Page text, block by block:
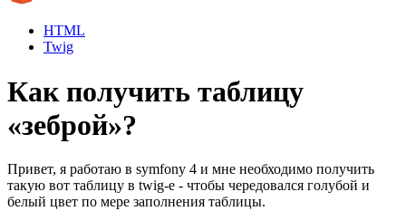
HTML
Twig
Как получить таблицу
«зеброй»?
Привет, я работаю в symfony 4 и мне необходимо получить
такую вот таблицу в twig-e - чтобы чередовался голубой и
белый цвет по мере заполнения таблицы.